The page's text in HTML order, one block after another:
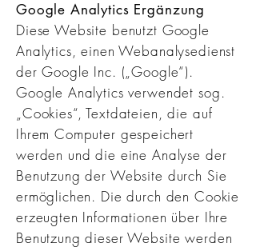
Google Analytics Ergänzung
Diese Website benutzt Google
Analytics, einen Webanalysedienst
der Google Inc. („Google“).
Google Analytics verwendet sog.
„Cookies“, Textdateien, die auf
Ihrem Computer gespeichert
werden und die eine Analyse der
Benutzung der Website durch Sie
ermöglichen. Die durch den Cookie
erzeugten Informationen über Ihre
Benutzung dieser Website werden